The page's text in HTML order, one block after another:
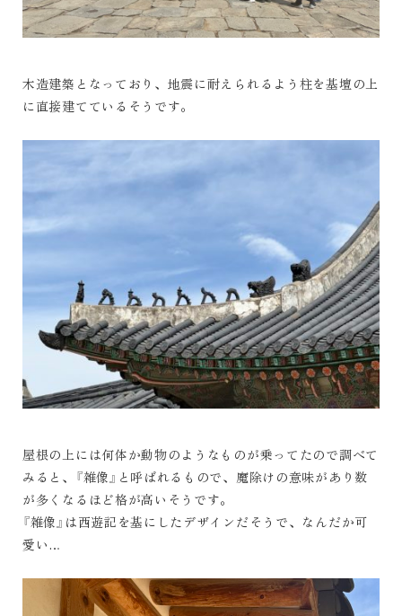
木造建築となっており、地震に耐えられるよう柱を基壇の上
に直接建てているそうです。
屋根の上には何体か動物のようなものが乗ってたので調べて
みると、『雑像』と呼ばれるもので、魔除けの意味があり数
が多くなるほど格が高いそうです。
『雑像』は西遊記を基にしたデザインだそうで、なんだか可
愛い…